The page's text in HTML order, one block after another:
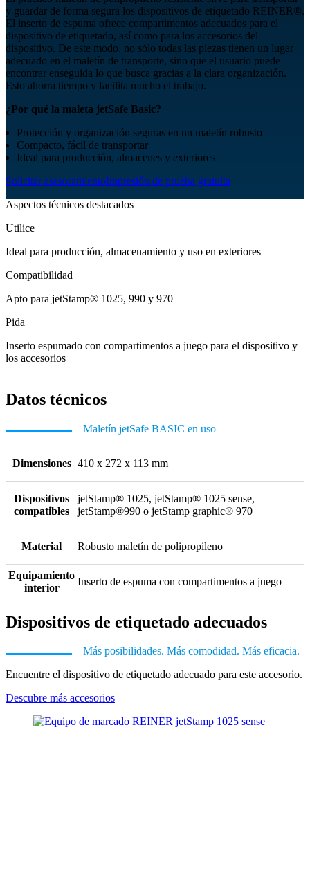
y guardar de forma segura los dispositivos de etiquetado REINER®.
El inserto de espuma ofrece compartimentos adecuados para el
dispositivo de etiquetado, así como para los accesorios del
dispositivo. De este modo, no sólo todas las piezas tienen un lugar
adecuado en el maletín de transporte, sino que el usuario puede
encontrar enseguida lo que busca gracias a la clara organización.
Esto ahorra tiempo y facilita mucho el trabajo.
¿Por qué la maleta jetSafe Basic?
Protección y organización seguras en un maletín robusto
Compacto, fácil de transportar
Ideal para producción, almacenes y exteriores
Solicitar asesoramientoImpresión de prueba gratuita
Aspectos técnicos destacados
Utilice
Ideal para producción, almacenamiento y uso en exteriores
Compatibilidad
Apto para jetStamp® 1025, 990 y 970
Pida
Inserto espumado con compartimentos a juego para el dispositivo y
los accesorios
Datos técnicos
Maletín jetSafe BASIC en uso
Dimensiones 410 x 272 x 113 mm
Dispositivos
compatibles
jetStamp® 1025, jetStamp® 1025 sense,
jetStamp®990 o jetStamp graphic® 970
Material Robusto maletín de polipropileno
Equipamiento
interior
Inserto de espuma con compartimentos a juego
Dispositivos de etiquetado adecuados
Más posibilidades. Más comodidad. Más eficacia.
Encuentre el dispositivo de etiquetado adecuado para este accesorio.
Descubre más accesorios